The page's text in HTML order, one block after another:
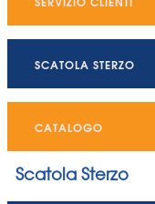
SCATOLA STERZO
CATALOGO
Scatola Sterzo